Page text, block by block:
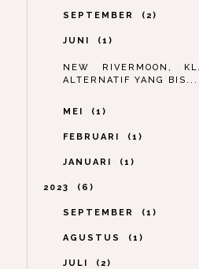
SEPTEMBER 2
JUNI 1
NEW RIVERMOON,
ALTERNATIF YANG BIS...
MEI 1
FEBRUARI 1
JANUARI 1
2023 6
SEPTEMBER 1
AGUSTUS 1
JULI 2